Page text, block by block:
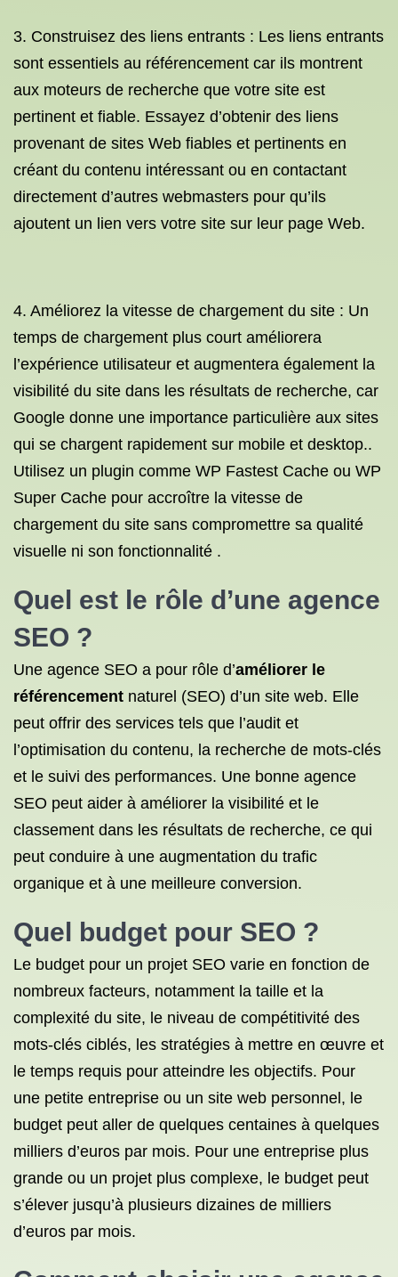
3. Construisez des liens entrants : Les liens entrants
sont essentiels au référencement car ils montrent
aux moteurs de recherche que votre site est
pertinent et fiable. Essayez d’obtenir des liens
provenant de sites Web fiables et pertinents en
créant du contenu intéressant ou en contactant
directement d’autres webmasters pour qu’ils
ajoutent un lien vers votre site sur leur page Web.
4. Améliorez la vitesse de chargement du site : Un
temps de chargement plus court améliorera
l’expérience utilisateur et augmentera également la
visibilité du site dans les résultats de recherche, car
Google donne une importance particulière aux sites
qui se chargent rapidement sur mobile et desktop..
Utilisez un plugin comme WP Fastest Cache ou WP
Super Cache pour accroître la vitesse de
chargement du site sans compromettre sa qualité
visuelle ni son fonctionnalité .
Quel est le rôle d’une agence
SEO ?
Une agence SEO a pour rôle d’améliorer le
référencement naturel (SEO) d’un site web. Elle
peut offrir des services tels que l’audit et
l’optimisation du contenu, la recherche de mots-clés
et le suivi des performances. Une bonne agence
SEO peut aider à améliorer la visibilité et le
classement dans les résultats de recherche, ce qui
peut conduire à une augmentation du trafic
organique et à une meilleure conversion.
Quel budget pour SEO ?
Le budget pour un projet SEO varie en fonction de
nombreux facteurs, notamment la taille et la
complexité du site, le niveau de compétitivité des
mots-clés ciblés, les stratégies à mettre en œuvre et
le temps requis pour atteindre les objectifs. Pour
une petite entreprise ou un site web personnel, le
budget peut aller de quelques centaines à quelques
milliers d’euros par mois. Pour une entreprise plus
grande ou un projet plus complexe, le budget peut
s’élever jusqu’à plusieurs dizaines de milliers
d’euros par mois.